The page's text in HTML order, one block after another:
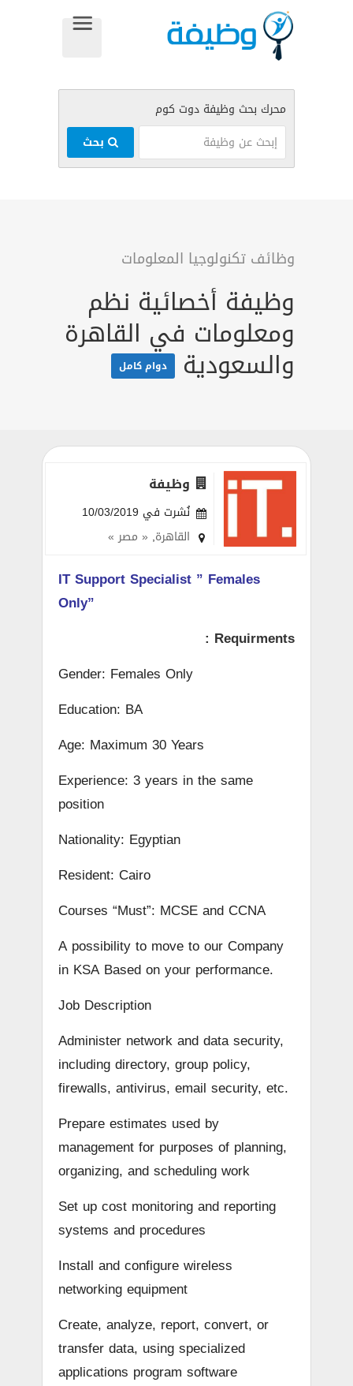
وظائف تكنولوجيا المعلومات
وظيفة أخصائية نظم
ومعلومات في القاهرة
والسعودية دوام كامل
وظيفة
نُشرت في 10/03/2019
القاهرة, « مصر »
IT Support Specialist ” Females
Only”
Requirments :
Gender: Females Only
Education: BA
Age: Maximum 30 Years
Experience: 3 years in the same
position
Nationality: Egyptian
Resident: Cairo
Courses “Must”: MCSE and CCNA
A possibility to move to our Company
in KSA Based on your performance.
Job Description
Administer network and data security,
including directory, group policy,
firewalls, antivirus, email security, etc.
Prepare estimates used by
management for purposes of planning,
organizing, and scheduling work
Set up cost monitoring and reporting
systems and procedures
Install and configure wireless
networking equipment
Create, analyze, report, convert, or
transfer data, using specialized
applications program software